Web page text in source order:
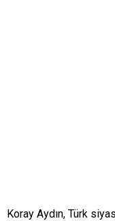
Koray Aydın, Türk